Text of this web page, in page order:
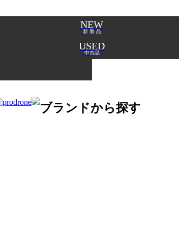
NEW
新 製 品
USED
中古品
ブランドから探す